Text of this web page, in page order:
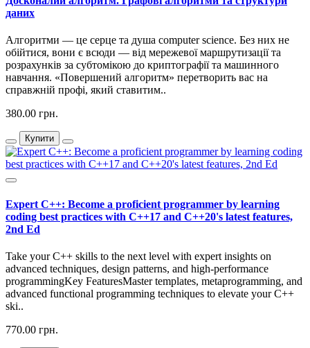
даних
Алгоритми — це серце та душа computer science. Без них не
обійтися, вони є всюди — від мережевої маршрутизації та
розрахунків за субтомікою до криптографії та машинного
навчання. «Повершений алгоритм» перетворить вас на
справжній профі, який ставитим..
380.00 грн.
Купити
Expert C++: Become a proficient programmer by learning
coding best practices with C++17 and C++20's latest features,
2nd Ed
Take your C++ skills to the next level with expert insights on
advanced techniques, design patterns, and high-performance
programmingKey FeaturesMaster templates, metaprogramming, and
advanced functional programming techniques to elevate your C++
ski..
770.00 грн.